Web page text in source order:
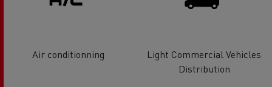
Air conditionning
Light Commercial Vehicles
Distribution